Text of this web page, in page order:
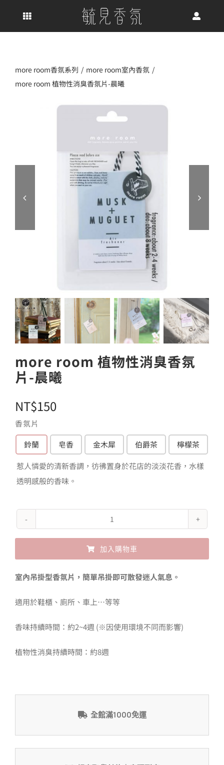
more room香氛系列
more room室內香氛
more room 植物性消臭香氛片-晨曦
more room 植物性消臭香氛
片-晨曦
NT$150
香氛片
鈴蘭 皂香 金木犀 伯爵茶 檸檬茶
惹人憐愛的清新香調，彷彿置身於花店的淡淡花香，水樣
透明感般的香味。
more
room
植
消
香
量
加入購物車
Alternative:
室內吊掛型香氛片，簡單吊掛即可散發迷人氣息。
適用於鞋櫃、廁所、車上…等等
香味持續時間：約2~4週 (※因使用環境不同而影響)
植物性消臭持續時間：約8週
全館滿1000免運